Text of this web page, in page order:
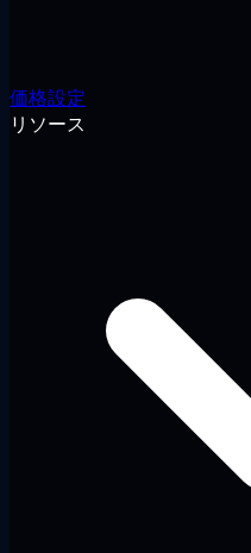
価格設定
リソース